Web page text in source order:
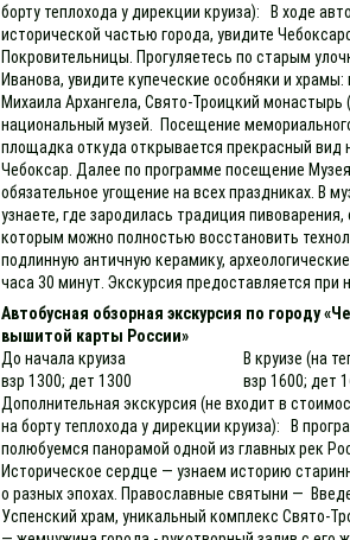
борту теплохода у дирекции круиза): В ходе
исторической частью города, увидите
Покровительницы. Прогуляетесь по старым
Иванова, увидите купеческие особняки и
Михаила Архангела, Свято-Троицкий
национальный музей. Посещение
площадка откуда открывается прекрасный вид
Чебоксар. Далее по программе посещение
обязательное угощение на всех праздниках. В
узнаете, где зародилась традиция
которым можно полностью восстановить
подлинную античную керамику,
часа 30 минут. Экскурсия предоставляется при
Автобусная обзорная экскурсия по городу
вышитой карты России»
До начала круиза
взр 1300; дет 1300
В круизе (на
взр 1600; дет
Дополнительная экскурсия (не входит в
на борту теплохода у дирекции круиза): В
полюбуемся панорамой одной из главных рек
Историческое сердце — узнаем историю
о разных эпохах. Православные святыни —
Успенский храм, уникальный комплекс Свято-